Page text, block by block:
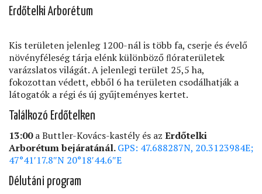
Erdőtelki Arborétum
Kis területen jelenleg 1200-nál is több fa, cserje és évelő
növényféleség tárja elénk különböző ﬂóraterületek
varázslatos világát. A jelenlegi terület 25,5 ha,
fokozottan védett, ebből 6 ha területen csodálhatják a
látogatók a régi és új gyűjteményes kertet.
Találkozó Erdőtelken
13:00a Buttler-Kovács-kastély és az Erdőtelki
Arborétum bejáratánál.GPS: 47.688287N, 20.3123984E;
47°41′17.8″N 20°18′44.6″E
Délutáni program